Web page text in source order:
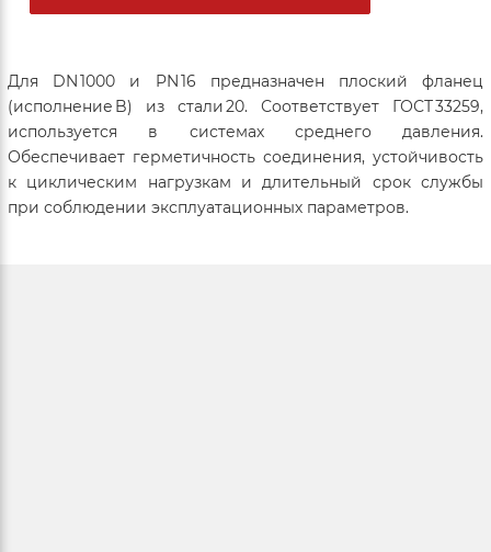
Для DN 1000 и PN 16 предназначен плоский фланец
(исполнение B) из стали 20. Соответствует ГОСТ 33259,
используется в системах среднего давления.
Обеспечивает герметичность соединения, устойчивость
к циклическим нагрузкам и длительный срок службы
при соблюдении эксплуатационных параметров.